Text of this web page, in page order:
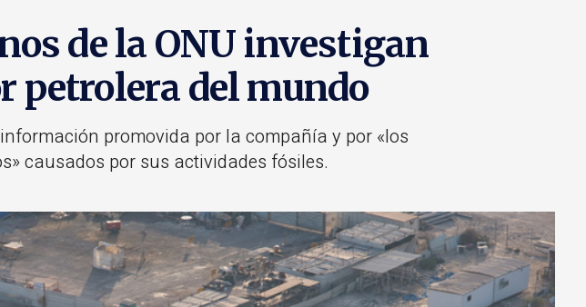
de la ONU investigan
petrolera del mundo
promovida por la compañía y por «los
causados por sus actividades fósiles.